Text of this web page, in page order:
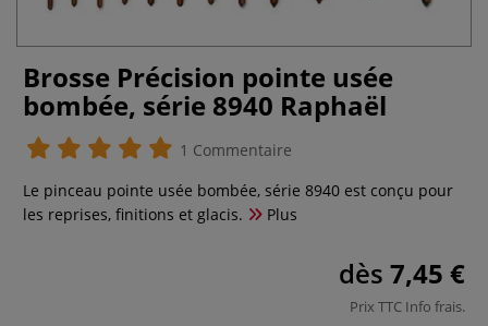
Brosse Précision pointe usée
bombée, série 8940 Raphaël
1 Commentaire
Le pinceau pointe usée bombée, série 8940 est conçu pour
les reprises, finitions et glacis.
Plus
dès 7,45 €
Prix TTC Info frais.